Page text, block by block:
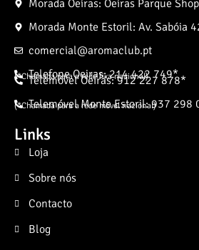
Morada Oeiras: Oeiras Parque
Morada Monte Estoril: Av. Sabóia
comercial@aromaclub.pt
Telefone Oeiras: 214 422 749*
(*Chamada para a rede fixa nacional)
Telemóvel Oeiras: 912 227 878*
Telemóvel Monte Estoril: 937 298
(*Chamada para a rede móvel nacional)
Links
Loja
Sobre nós
Contacto
Blog